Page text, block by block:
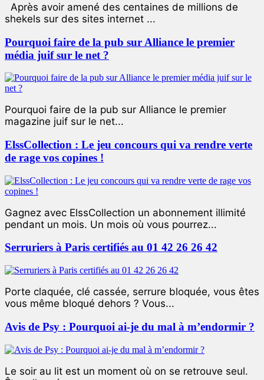
Après avoir amené des centaines de millions de
shekels sur des sites internet ...
Pourquoi faire de la pub sur Alliance le premier
média juif sur le net ?
Pourquoi faire de la pub sur Alliance le premier
magazine juif sur le net...
ElssCollection : Le jeu concours qui va rendre verte
de rage vos copines !
Gagnez avec ElssCollection un abonnement illimité
pendant un mois. Un mois où vous pourrez...
Serruriers à Paris certifiés au 01 42 26 26 42
Porte claquée, clé cassée, serrure bloquée, vous êtes
vous même bloqué dehors ? Vous...
Avis de Psy : Pourquoi ai-je du mal à m’endormir ?
Le soir au lit est un moment où on se retrouve seul.